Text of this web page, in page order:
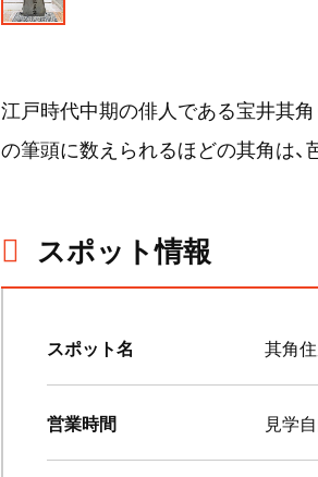
江戸時代中期の俳人である宝井其角
の筆頭に数えられるほどの其角は、
スポット情報
スポット名 其角
営業時間 見学